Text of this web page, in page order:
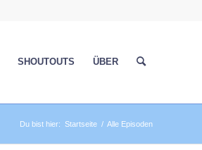
SHOUTOUTS ÜBER
Du bist hier: Startseite / Alle Episoden